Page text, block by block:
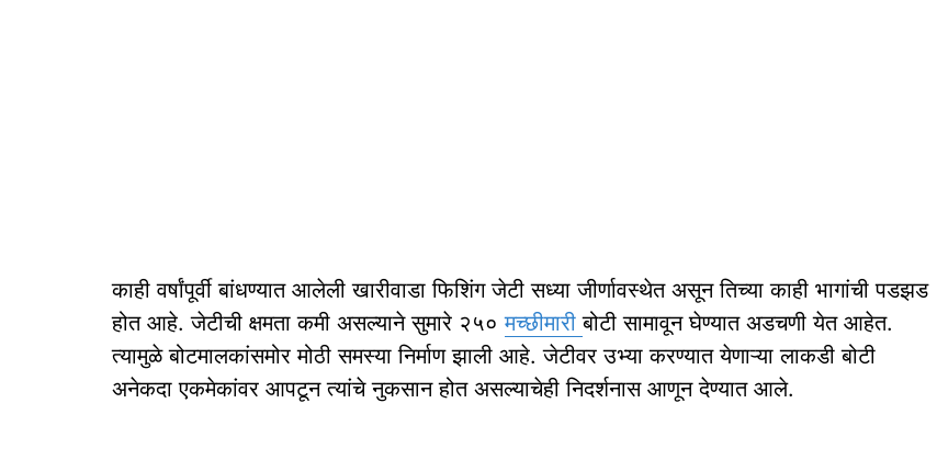
काही वर्षांपूर्वी बांधण्यात आलेली खारीवाडा फिशिंग जेटी सध्या जीर्णावस्थेत असून तिच्या काही भागांची पडझड
होत आहे. जेटीची क्षमता कमी असल्याने सुमारे २५०मच्छीमारीबोटी सामावून घेण्यात अडचणी येत आहेत.
त्यामुळे बोटमालकांसमोर मोठी समस्या निर्माण झाली आहे. जेटीवर उभ्या करण्यात येणाऱ्या लाकडी बोटी
अनेकदा एकमेकांवर आपटून त्यांचे नुकसान होत असल्याचेही निदर्शनास आणून देण्यात आले.